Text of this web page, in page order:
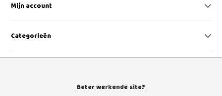
Mijn account
Categorieën
Beter werkende site?